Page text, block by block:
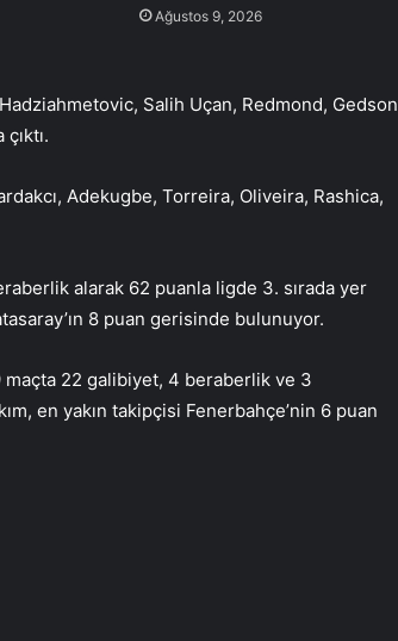
Ağustos 9, 2026
Salih Uçan, Redmond, Gedson
Adekugbe, Torreira, Oliveira, Rashica,
alarak 62 puanla ligde 3. sırada yer
8 puan gerisinde bulunuyor.
maçta 22 galibiyet, 4 beraberlik ve 3
en yakın takipçisi Fenerbahçe’nin 6 puan